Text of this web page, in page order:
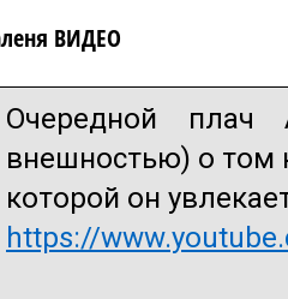
ВИДЕО
Очередной плач
внешностью) о том
которой он
https://